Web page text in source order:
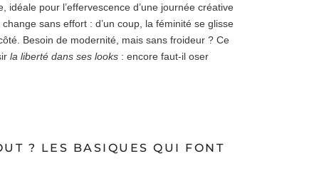
pour l’effervescence d’une journée créative
sans effort : d’un coup, la féminité se glisse
Besoin de modernité, mais sans froideur ? Ce
la liberté dans ses looks : encore faut-il oser
? LES BASIQUES QUI FONT